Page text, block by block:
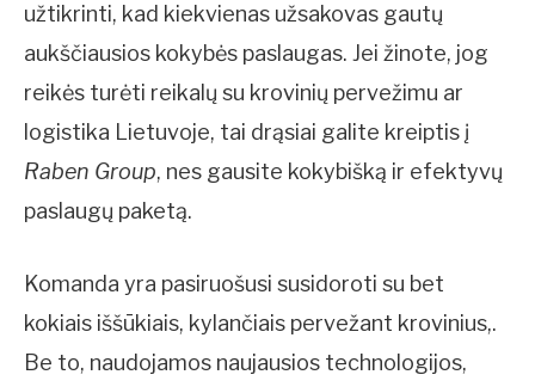
užtikrinti, kad kiekvienas užsakovas gautų
aukščiausios kokybės paslaugas. Jei žinote, jog
reikės turėti reikalų su krovinių pervežimu ar
logistika Lietuvoje, tai drąsiai galite kreiptis į
Raben Group, nes gausite kokybišką ir efektyvų
paslaugų paketą.
Komanda yra pasiruošusi susidoroti su bet
kokiais iššūkiais, kylančiais pervežant krovinius,.
Be to, naudojamos naujausios technologijos,